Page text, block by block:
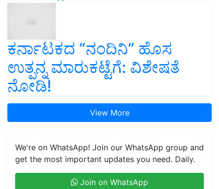
ಕರ್ನಾಟಕದ “ನಂದಿನಿ” ಹೊಸ
ಉತ್ಪನ್ನ ಮಾರುಕಟ್ಟೆಗೆ: ವಿಶೇಷತೆ
ನೋಡಿ!
View More
We're on WhatsApp! Join our WhatsApp group and
get the most important updates you need. Daily.
Join on WhatsApp